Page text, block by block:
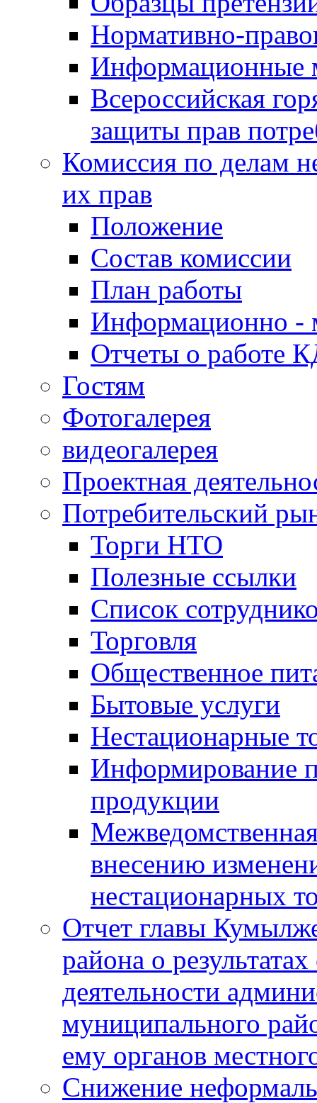
Нормативно-
Информационные
Всероссийская
защиты прав
Комиссия по делам
их прав
Положение
Состав комиссии
План работы
Информационно -
Отчеты о работе
Гостям
Фотогалерея
видеогалерея
Проектная
Потребительский
Торги НТО
Полезные ссылки
Список
Торговля
Общественное
Бытовые услуги
Нестационарные
Информирование
продукции
внесению
нестационарных
Отчет главы
района о
деятельности
муниципального
ему органов
Снижение